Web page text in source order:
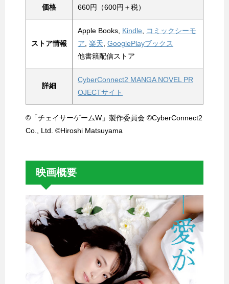
価格 660円（600円＋税）
ストア情報
Apple Books, Kindle, コミックシーモ
ア, 楽天, GooglePlayブックス
他書籍配信ストア
詳細
CyberConnect2 MANGA NOVEL PR
OJECTサイト
©「チェイサーゲームW」製作委員会 ©CyberConnect2
Co., Ltd. ©Hiroshi Matsuyama
映画概要